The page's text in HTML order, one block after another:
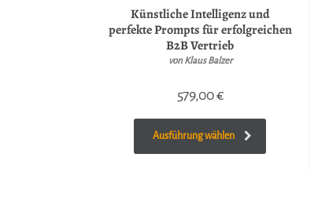
Künstliche Intelligenz und
perfekte Prompts für erfolgreichen
B2B Vertrieb
von Klaus Balzer
579,00€
Ausführung wählen